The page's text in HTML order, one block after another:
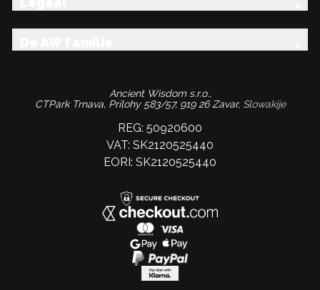
Ancient Wisdom s.r.o.,
CTPark Trnava, Prílohy 583/57, 919 26 Zavar, Slowakije
REG: 50920600
VAT: SK2120525440
EORI: SK2120525440